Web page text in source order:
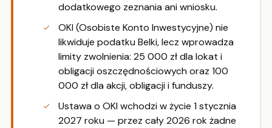
dodatkowego zeznania ani wniosku.
OKI (Osobiste Konto Inwestycyjne) nie
likwiduje podatku Belki, lecz wprowadza
limity zwolnienia: 25 000 zł dla lokat i
obligacji oszczędnościowych oraz 100
000 zł dla akcji, obligacji i funduszy.
Ustawa o OKI wchodzi w życie 1 stycznia
2027 roku — przez cały 2026 rok żadne